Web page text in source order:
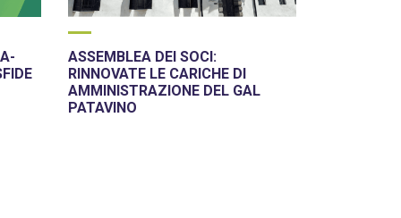
ASSEMBLEA DEI SOCI:
RINNOVATE LE CARICHE DI
AMMINISTRAZIONE DEL GAL
PATAVINO